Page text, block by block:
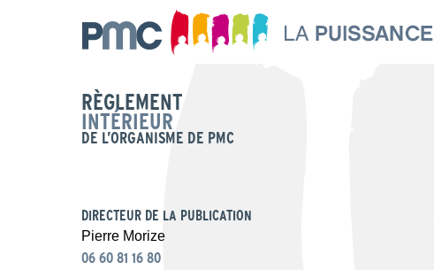
RÈGLEMENT
INTÉRIEUR
DE L’ORGANISME DE PMC
DIRECTEUR DE LA PUBLICATION
Pierre Morize
06 60 81 16 80